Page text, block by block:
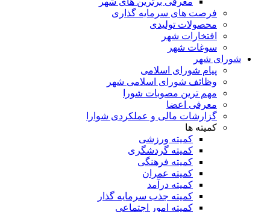
فرصت های سرمایه گذاری
محصولات تولیدی
افتخارات شهر
سوغات شهر
شورای شهر
پیام شورای اسلامی
وظائف شورای اسلامی شهر
مهم ترین مصوبات شورا
معرفی اعضا
گزارشات مالی و عملکردی شوارا
کمیته ها
کمیته ورزشی
کمیته گردشگری
کمیته فرهنگی
کمیته عمران
کمیته درآمد
کمیته جذب سرمایه گذار
کمیته امور اجتماعی